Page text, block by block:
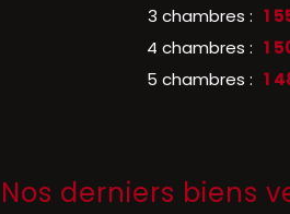
3 chambres : 1
4 chambres : 1
5 chambres : 1
Nos derniers biens